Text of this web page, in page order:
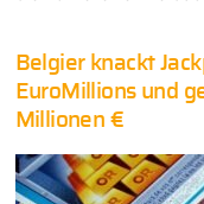
Belgier knackt
EuroMillions und
Millionen €